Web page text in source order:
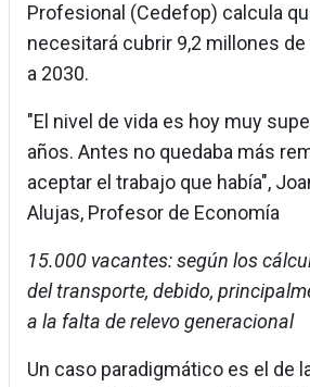
Profesional (Cedefop) calcula
necesitará cubrir 9,2 millones
a 2030.
"El nivel de vida es hoy muy
años. Antes no quedaba más
aceptar el trabajo que había",
Alujas, Profesor de Economía
15.000 vacantes:según los
del transporte, debido,
a la falta de relevo generacional
Un caso paradigmático es el de